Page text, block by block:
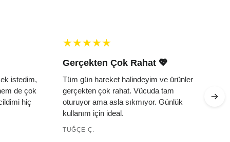
istedim,
de çok
hiç
Gerçekten Çok Rahat 💖
Tüm gün hareket halindeyim ve ürünler
gerçekten çok rahat. Vücuda tam
oturuyor ama asla sıkmıyor. Günlük
kullanım için ideal.
TUĞÇE Ç.